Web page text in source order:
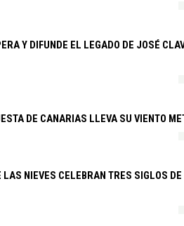
Y DIFUNDE EL LEGADO DE JOSÉ
DE CANARIAS LLEVA SU VIENTO
LAS NIEVES CELEBRAN TRES SIGLOS